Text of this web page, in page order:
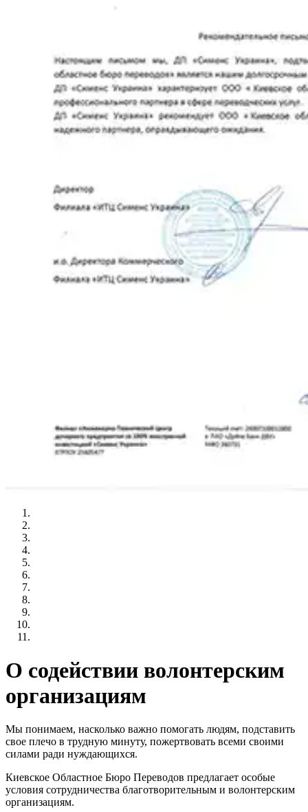
О содействии волонтерским
организациям
Мы понимаем, насколько важно помогать людям, подставить
свое плечо в трудную минуту, пожертвовать всеми своими
силами ради нуждающихся.
Киевское Областное Бюро Переводов предлагает особые
условия сотрудничества благотворительным и волонтерским
организациям.